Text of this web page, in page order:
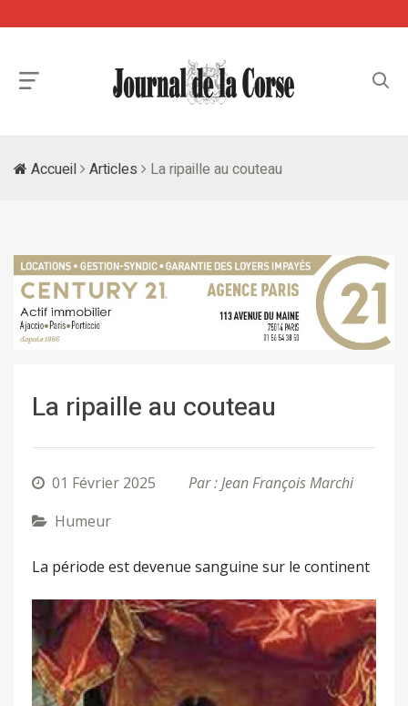
Accueil Articles La ripaille au couteau
La ripaille au couteau
01 Février 2025
Par : Jean François Marchi
Humeur
La période est devenue sanguine sur le continent